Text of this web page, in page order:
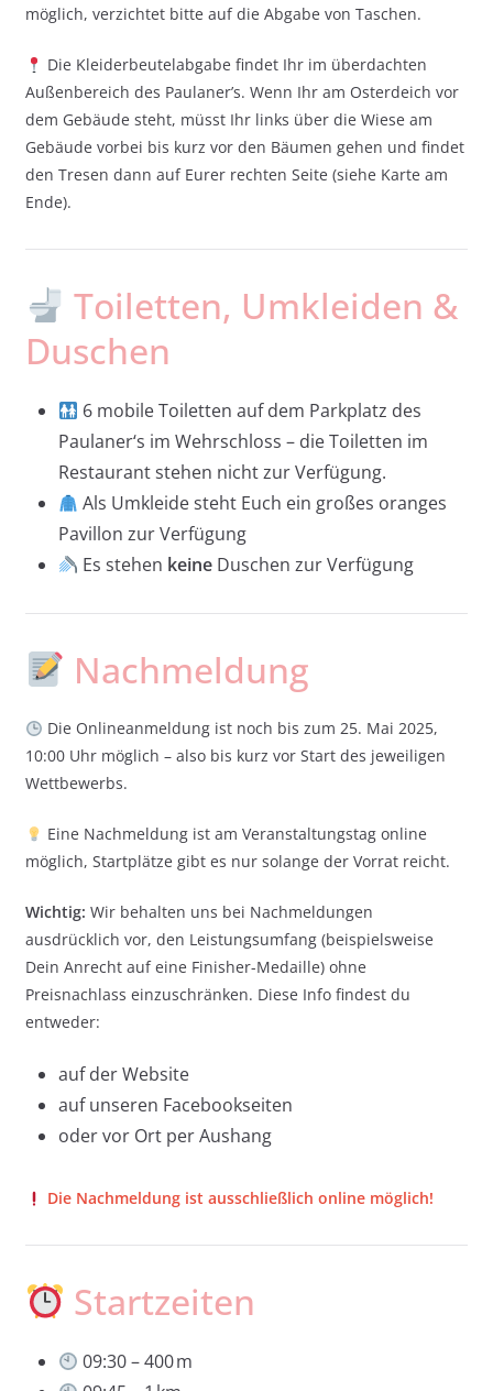
möglich, verzichtet bitte auf die Abgabe von Taschen.
Die Kleiderbeutelabgabe findet Ihr im überdachten
Außenbereich des Paulaner’s. Wenn Ihr am Osterdeich vor
dem Gebäude steht, müsst Ihr links über die Wiese am
Gebäude vorbei bis kurz vor den Bäumen gehen und findet
den Tresen dann auf Eurer rechten Seite (siehe Karte am
Ende).
Toiletten, Umkleiden &
Duschen
6 mobile Toiletten auf dem Parkplatz des
Paulaner‘s im Wehrschloss – die Toiletten im
Restaurant stehen nicht zur Verfügung.
Als Umkleide steht Euch ein großes oranges
Pavillon zur Verfügung
Es stehen keineDuschen zur Verfügung
Nachmeldung
Die Onlineanmeldung ist noch bis zum 25. Mai 2025,
10:00 Uhr möglich – also bis kurz vor Start des jeweiligen
Wettbewerbs.
Eine Nachmeldung ist am Veranstaltungstag online
möglich, Startplätze gibt es nur solange der Vorrat reicht.
Wichtig: Wir behalten uns bei Nachmeldungen
ausdrücklich vor, den Leistungsumfang (beispielsweise
Dein Anrecht auf eine Finisher-Medaille) ohne
Preisnachlass einzuschränken. Diese Info findest du
entweder:
auf der Website
auf unseren Facebookseiten
oder vor Ort per Aushang
Die Nachmeldung ist ausschließlich online möglich!
Startzeiten
09:30 – 400 m